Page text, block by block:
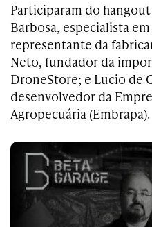
Participaram do
Barbosa, especialista
representante da
Neto, fundador da
DroneStore; e Lucio de
desenvolvedor da
Agropecuária (Embrapa).